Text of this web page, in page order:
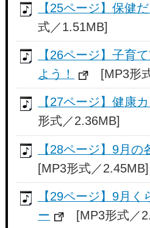
【25ページ】保健
式／1.51MB]
【26ページ】子育
よう！
[MP3形
【27ページ】健康
形式／2.36MB]
【28ページ】9月の
[MP3形式／2.45MB]
【29ページ】9月
ー
[MP3形式／